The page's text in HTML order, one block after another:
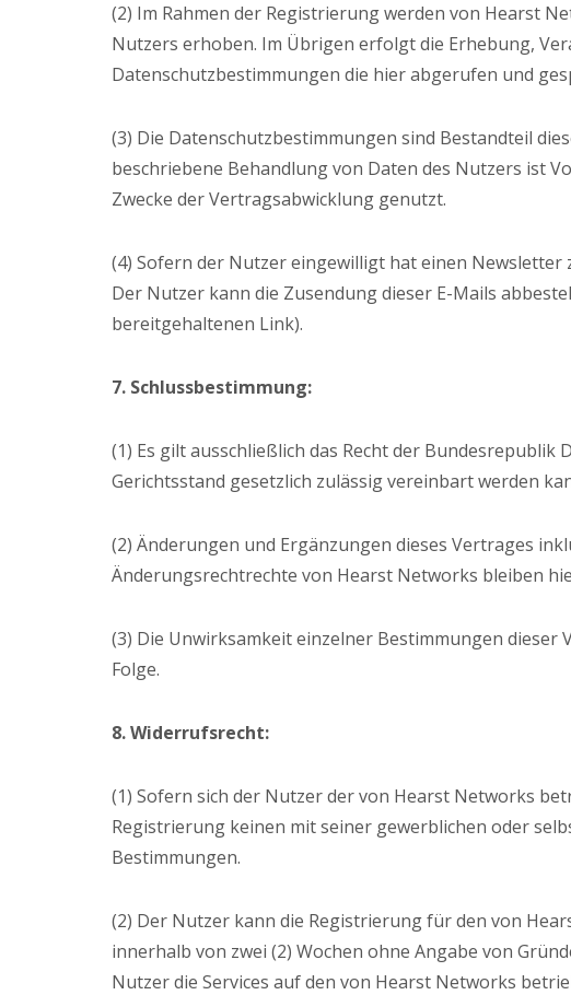
(2) Im Rahmen der Registrierung werden von Hearst
Nutzers erhoben. Im Übrigen erfolgt die Erhebung,
Datenschutzbestimmungen die hier abgerufen und
(3) Die Datenschutzbestimmungen sind Bestandteil
beschriebene Behandlung von Daten des Nutzers ist
Zwecke der Vertragsabwicklung genutzt.
(4) Sofern der Nutzer eingewilligt hat einen
Der Nutzer kann die Zusendung dieser E-Mails
bereitgehaltenen Link).
7. Schlussbestimmung:
(1) Es gilt ausschließlich das Recht der Bundesrepublik
Gerichtsstand gesetzlich zulässig vereinbart werden
(2) Änderungen und Ergänzungen dieses Vertrages
Änderungsrechtrechte von Hearst Networks bleiben
(3) Die Unwirksamkeit einzelner Bestimmungen
Folge.
8. Widerrufsrecht:
(1) Sofern sich der Nutzer der von Hearst Networks
Registrierung keinen mit seiner gewerblichen oder
Bestimmungen.
(2) Der Nutzer kann die Registrierung für den von
innerhalb von zwei (2) Wochen ohne Angabe von
Nutzer die Services auf den von Hearst Networks